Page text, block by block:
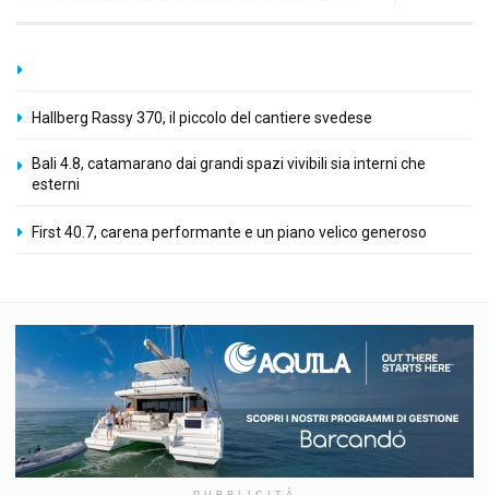
Hallberg Rassy 370, il piccolo del cantiere svedese
Bali 4.8, catamarano dai grandi spazi vivibili sia interni che
esterni
First 40.7, carena performante e un piano velico generoso